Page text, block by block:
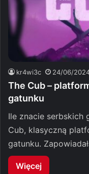
kr4wi3c 24/06/
The Cub –
gatunku
Ile znacie serbskich
Cub, klasyczną
gatunku.
Więcej